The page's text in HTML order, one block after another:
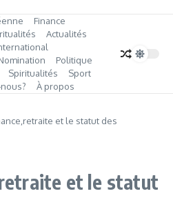
Finance
Actualités
Politique
Spiritualités
Sport
À propos
et le statut des
et le statut